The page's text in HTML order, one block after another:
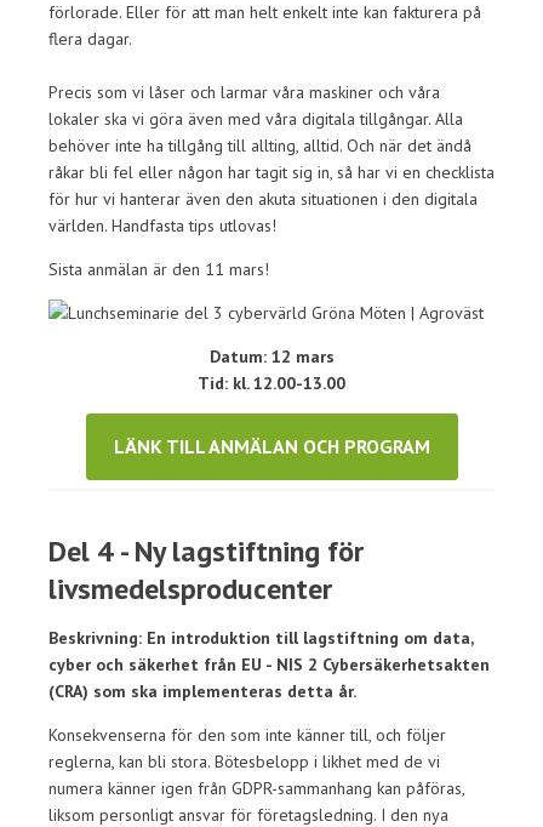
förlorade. Eller för att man helt enkelt inte kan fakturera på
flera dagar.
Precis som vi låser och larmar våra maskiner och våra
lokaler ska vi göra även med våra digitala tillgångar. Alla
behöver inte ha tillgång till allting, alltid. Och när det ändå
råkar bli fel eller någon har tagit sig in, så har vi en checklista
för hur vi hanterar även den akuta situationen i den digitala
världen. Handfasta tips utlovas!
Sista anmälan är den 11 mars!
Datum: 12 mars
Tid: kl. 12.00-13.00
LÄNK TILL ANMÄLAN OCH PROGRAM
Del 4 - Ny lagstiftning för
livsmedelsproducenter
Beskrivning: En introduktion till lagstiftning om data,
cyber och säkerhet från EU - NIS 2 Cybersäkerhetsakten
(CRA) som ska implementeras detta år.
Konsekvenserna för den som inte känner till, och följer
reglerna, kan bli stora. Bötesbelopp i likhet med de vi
numera känner igen från GDPR-sammanhang kan påföras,
liksom personligt ansvar för företagsledning. I den nya